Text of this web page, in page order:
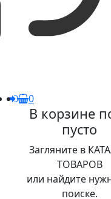
0
В корзине
пусто
Загляните в
ТОВАРОВ
или найдите
поиске.